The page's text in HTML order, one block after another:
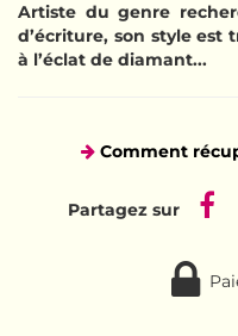
Artiste du genre
d’écriture, son style est
à l’éclat de diamant...
Comment